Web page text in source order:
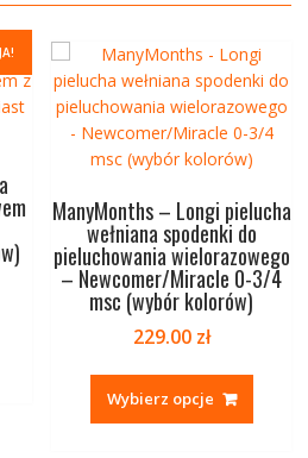
ManyMonths – Longi pielucha
wełniana spodenki do
pieluchowania wielorazowego
– Newcomer/Miracle 0-3/4
msc (wybór kolorów)
229.00 zł
Wybierz opcje
Ten
ma